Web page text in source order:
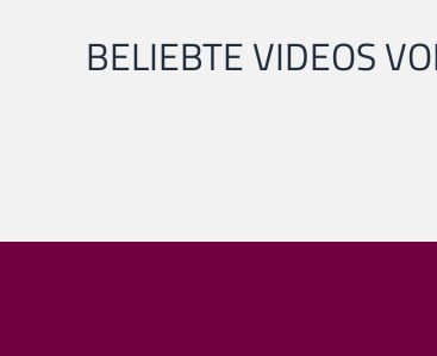
BELIEBTE VIDEOS